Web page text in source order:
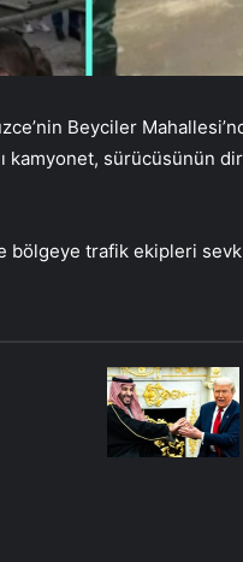
Beyciler
kamyonet, sürücüsünün
bölgeye trafik ekipleri